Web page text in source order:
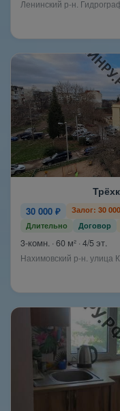
Ленинский р-н.
30 000 ₽ Залог: 30
Длительно
Договор
3-комн. · 60 м² · 4/5 эт.
Нахимовский р-н. улица